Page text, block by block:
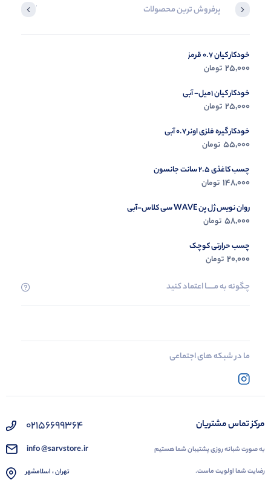
پرفروش ترین محصولات آخرین
خودکار کیان 0.7 قرمز
25,000 تومان
خودکار کیان 1میل- آبی
25,000 تومان
خودکار گیره فلزی اونر 0.7 آبی
55,000 تومان
چسب کاغذی 2.5 سانت جانسون
148,000 تومان
روان نویس ژل پن WAVE سی کلاس-آبی
58,000 تومان
چسب حرارتی کوچک
20,000 تومان
چگونه به مــــــا اعتماد کنید
ما در شبکه های اجتماعی
مرکز تماس مشتریان
به صورت شبانه روزی پشتیبان شما هستیم
رضایت شما اولویت ماست.
02156699364
info @sarvstore.ir
تهران ، اسلامشهر